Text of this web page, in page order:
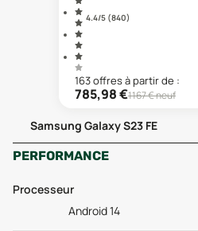
4.4/5 (840)
163offresà partir de :
785,98€1167€ neuf
Samsung Galaxy S23 FE
PERFORMANCE
Processeur
Android 14